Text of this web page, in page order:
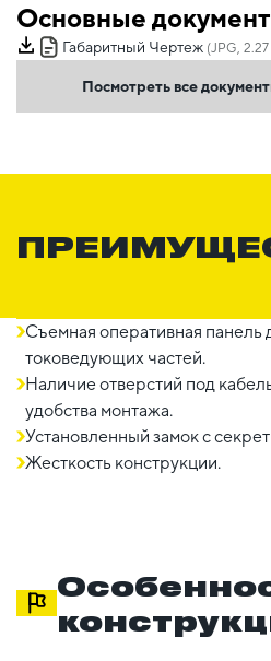
Основные
Габаритный Чертеж (JPG,
Посмотреть все
Съемная оперативная панель
токоведующих частей.
Наличие отверстий под
удобства монтажа.
Установленный замок с
Жесткость конструкции.